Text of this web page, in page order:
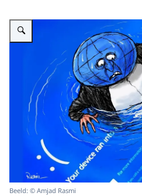
Vergroot afbeelding Cartoon over
Beeld: © Amjad Rasmi